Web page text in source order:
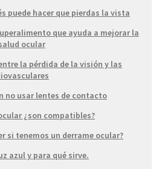
puede hacer que pierdas la vista
que ayuda a mejorar la
ocular
la pérdida de la visión y las
no usar lentes de contacto
¿son compatibles?
si tenemos un derrame ocular?
azul y para qué sirve.